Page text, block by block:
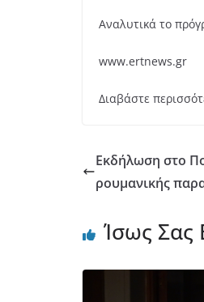
Αναλυτικά το
www.ertnews.gr
Διαβάστε
Εκδήλωση στο
ρουμανικής
Ίσως Σας